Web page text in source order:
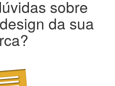
sobre
da sua